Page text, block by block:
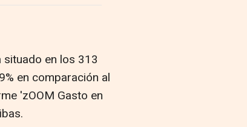
en los 313
en comparación al
'zOOM Gasto en